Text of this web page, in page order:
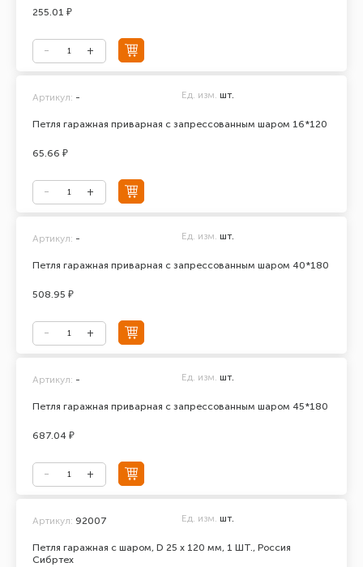
255.01 ₽
Петля гаражная приварная с запрессованным шаром 16*120
Артикул: - Ед. изм. шт.
65.66 ₽
Петля гаражная приварная с запрессованным шаром 40*180
Артикул: - Ед. изм. шт.
508.95 ₽
Петля гаражная приварная с запрессованным шаром 45*180
Артикул: - Ед. изм. шт.
687.04 ₽
Петля гаражная с шаром, D 25 x 120 мм, 1 ШТ., Россия
Сибртех
Артикул: 92007 Ед. изм. шт.